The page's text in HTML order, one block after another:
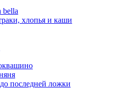
bella
хлопья и каши
последней ложки